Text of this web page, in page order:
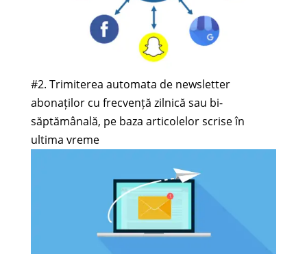
#2. Trimiterea automata de newsletter
abonaților cu frecvență zilnică sau bi-
săptămânală, pe baza articolelor scrise în
ultima vreme